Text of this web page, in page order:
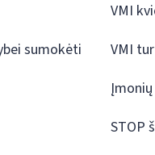
sumokėti
VMI
VMI
STOP